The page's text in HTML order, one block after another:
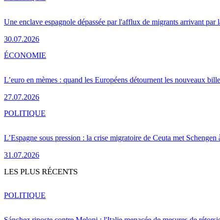
Une enclave espagnole dépassée par l'afflux de migrants arrivant par
30.07.2026
L’euro en mèmes : quand les Européens détournent les nouveaux
27.07.2026
ÉCONOMIE
L’Espagne sous pression : la crise migratoire de Ceuta met Schengen
31.07.2026
POLITIQUE
LES PLUS RÉCENTS
POLITIQUE